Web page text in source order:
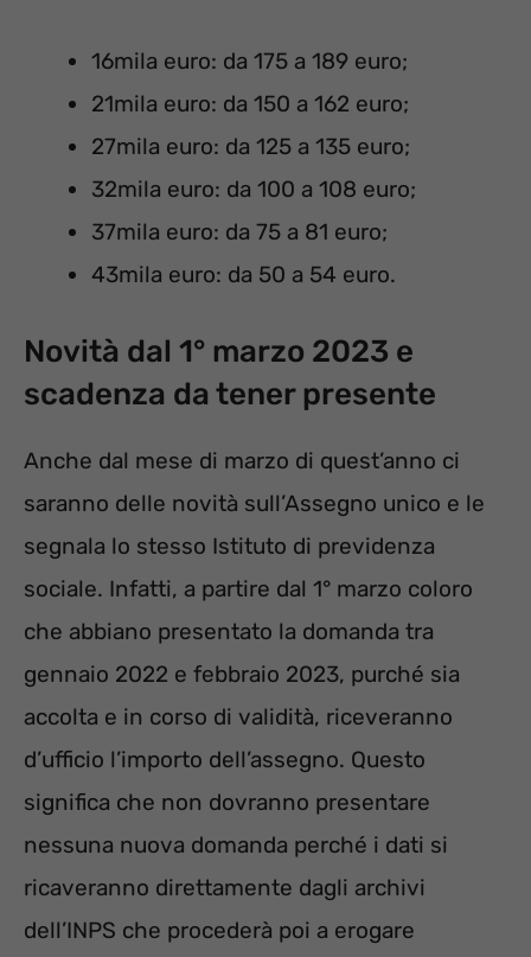
16mila euro: da 175 a 189 euro;
21mila euro: da 150 a 162 euro;
27mila euro: da 125 a 135 euro;
32mila euro: da 100 a 108 euro;
37mila euro: da 75 a 81 euro;
43mila euro: da 50 a 54 euro.
Novità dal 1° marzo 2023 e
scadenza da tener presente
Anche dal mese di marzo di quest’anno ci
saranno delle novità sull’Assegno unico e le
segnala lo stesso Istituto di previdenza
sociale. Infatti, a partire dal 1° marzo coloro
che abbiano presentato la domanda tra
gennaio 2022 e febbraio 2023, purché sia
accolta e in corso di validità, riceveranno
d’ufficio l’importo dell’assegno. Questo
significa che non dovranno presentare
nessuna nuova domanda perché i dati si
ricaveranno direttamente dagli archivi
dell’INPS che procederà poi a erogare